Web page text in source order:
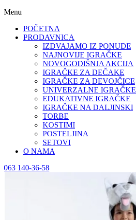
Menu
POČETNA
PRODAVNICA
IZDVAJAMO IZ PONUDE
NAJNOVIJE IGRAČKE
NOVOGODIŠNJA AKCIJA
IGRAČKE ZA DEČAKE
IGRAČKE ZA DEVOJČICE
UNIVERZALNE IGRAČKE
EDUKATIVNE IGRAČKE
IGRAČKE NA DALJINSKI
TORBE
KOSTIMI
POSTELJINA
SETOVI
O NAMA
063 140-36-58